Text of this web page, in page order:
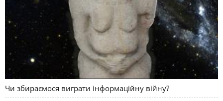
Чи збираємося виграти інформаційну війну?